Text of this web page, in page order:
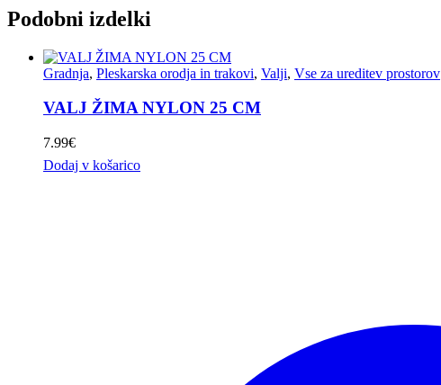
Podobni izdelki
Gradnja, Pleskarska orodja in trakovi, Valji, Vse za ureditev prostorov
VALJ ŽIMA NYLON 25 CM
7.99€
Dodaj v košarico